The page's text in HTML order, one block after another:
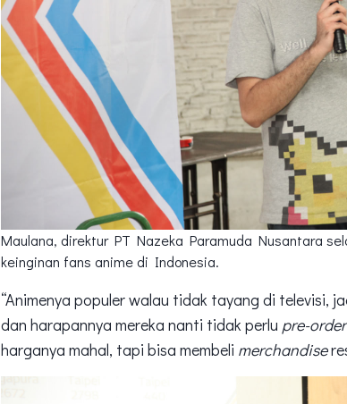
Maulana, direktur PT Nazeka Paramuda Nusantara
keinginan fans anime di Indonesia.
“Animenya populer walau tidak tayang di televisi,
dan harapannya mereka nanti tidak perlu pre-
harganya mahal, tapi bisa membeli merchandise